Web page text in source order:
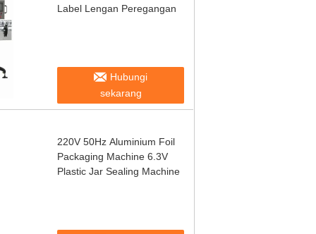
Label Lengan Peregangan
Hubungi
sekarang
220V 50Hz Aluminium Foil
Packaging Machine 6.3V
Plastic Jar Sealing Machine